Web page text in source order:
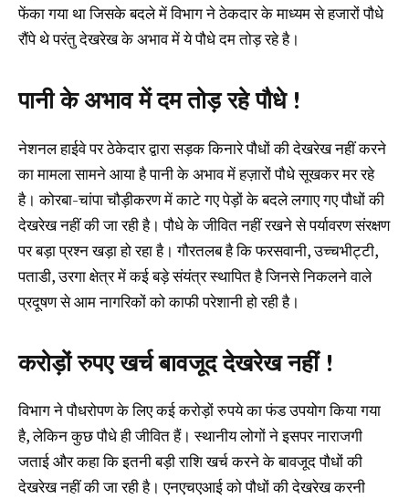
फेंका गया था जिसके बदले में विभाग ने ठेकदार के माध्यम से हजारों पौधे
रौंपे थे परंतु देखरेख के अभाव में ये पौधे दम तोड़ रहे है।
पानी के अभाव में दम तोड़ रहे पौधे !
नेशनल हाईवे पर ठेकेदार द्वारा सड़क किनारे पौधों की देखरेख नहीं करने
का मामला सामने आया है पानी के अभाव में हज़ारों पौधे सूखकर मर रहे
है। कोरबा-चांपा चौड़ीकरण में काटे गए पेड़ों के बदले लगाए गए पौधों की
देखरेख नहीं की जा रही है। पौधे के जीवित नहीं रखने से पर्यावरण संरक्षण
पर बड़ा प्रश्न खड़ा हो रहा है। गौरतलब है कि फरसवानी, उच्चभीट्टी,
पताडी, उरगा क्षेत्र में कई बड़े संयंत्र स्थापित है जिनसे निकलने वाले
प्रदूषण से आम नागरिकों को काफी परेशानी हो रही है।
करोड़ों रुपए खर्च बावजूद देखरेख नहीं !
विभाग ने पौधरोपण के लिए कई करोड़ों रुपये का फंड उपयोग किया गया
है, लेकिन कुछ पौधे ही जीवित हैं। स्थानीय लोगों ने इसपर नाराजगी
जताई और कहा कि इतनी बड़ी राशि खर्च करने के बावजूद पौधों की
देखरेख नहीं की जा रही है। एनएचएआई को पौधों की देखरेख करनी